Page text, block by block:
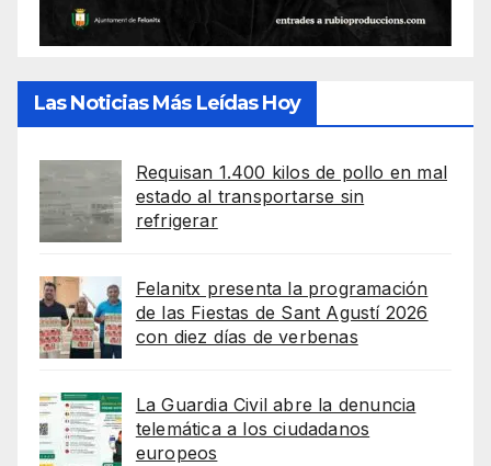
Las Noticias Más Leídas Hoy
Requisan 1.400 kilos de pollo en mal
estado al transportarse sin
refrigerar
Felanitx presenta la programación
de las Fiestas de Sant Agustí 2026
con diez días de verbenas
La Guardia Civil abre la denuncia
telemática a los ciudadanos
europeos